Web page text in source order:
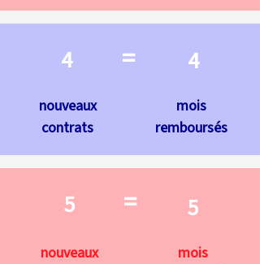
4 = 4
nouveaux
contrats
mois
remboursés
5 = 5
nouveaux
mois